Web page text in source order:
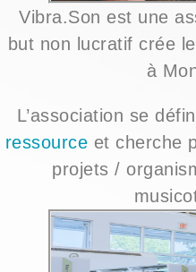
Vibra.Son est une
but non lucratif crée
à
L’association se
ressource et cherche
projets /